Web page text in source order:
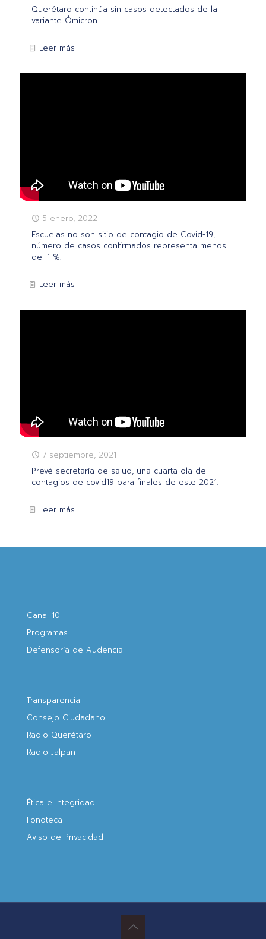
Querétaro continúa sin casos detectados de la
variante Ómicron.
Leer más
5 enero, 2022
Escuelas no son sitio de contagio de Covid-19,
número de casos confirmados representa menos
del 1 %.
Leer más
7 septiembre, 2021
Prevé secretaría de salud, una cuarta ola de
contagios de covid19 para finales de este 2021.
Leer más
Canal 10
Programas
Defensoría de Audencia
Transparencia
Consejo Ciudadano
Radio Querétaro
Radio Jalpan
Ética e Integridad
Fonoteca
Aviso de Privacidad